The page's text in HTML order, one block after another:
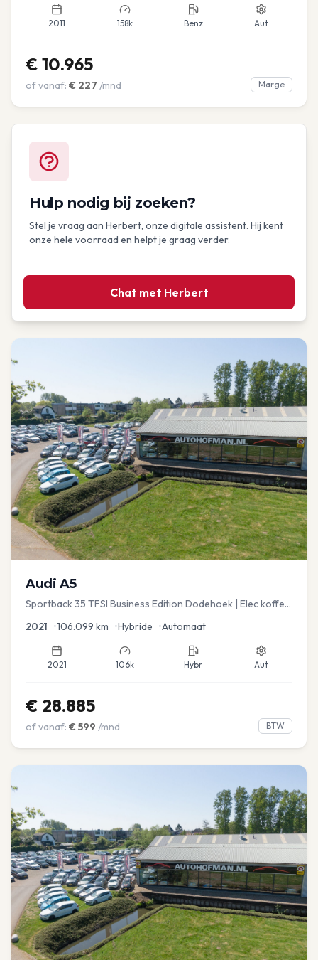
2011 158k Benz Aut
€ 10.965
of vanaf: € 227 /mnd Marge
Hulp nodig bij zoeken?
Stel je vraag aan Herbert, onze digitale assistent. Hij kent
onze hele voorraad en helpt je graag verder.
Chat met Herbert
Audi A5
Sportback 35 TFSI Business Edition Dodehoek | Elec koffer
2021 •106.099 km •Hybride •Automaat
2021 106k Hybr Aut
€ 28.885
of vanaf: € 599 /mnd BTW